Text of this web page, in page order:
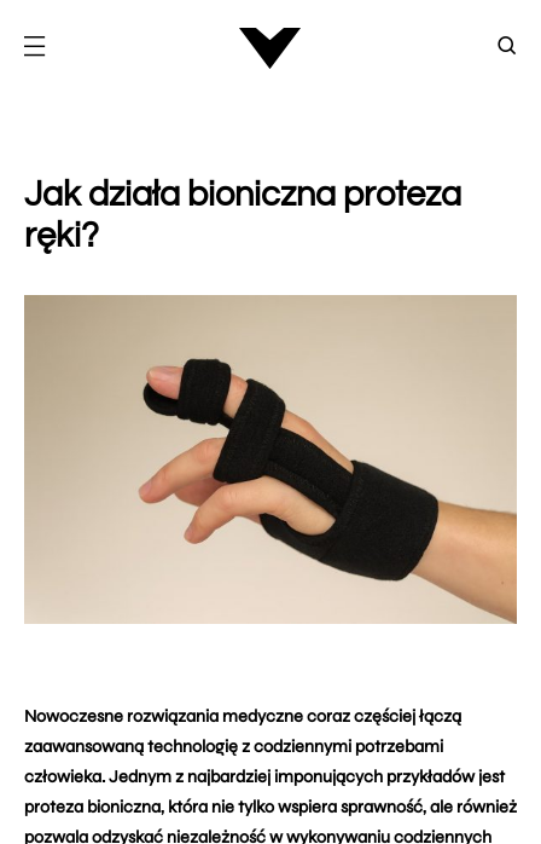
Jak działa bioniczna proteza
ręki?
Nowoczesne rozwiązania medyczne coraz częściej łączą
zaawansowaną technologię z codziennymi potrzebami
człowieka. Jednym z najbardziej imponujących przykładów jest
proteza bioniczna, która nie tylko wspiera sprawność, ale również
pozwala odzyskać niezależność w wykonywaniu codziennych